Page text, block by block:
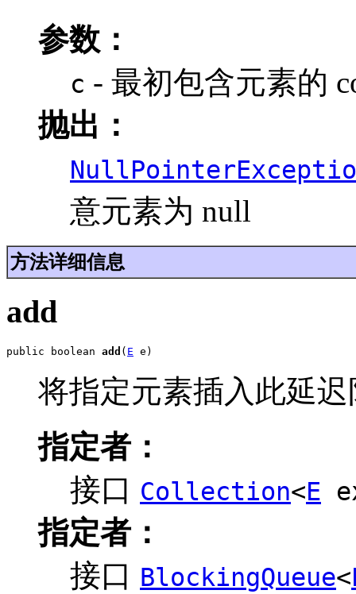
参数：
c - 最初包含元素的
抛出：
意元素为 null
方法详细信息
add
public boolean add ( E e)
将指定元素插入此延
指定者：
接口 Collection<E
指定者：
接口 BlockingQueue<